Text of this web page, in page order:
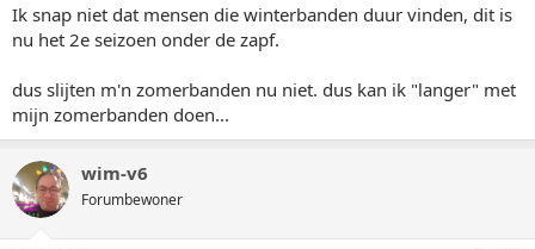
Ik snap niet dat mensen die winterbanden duur vinden, dit is
nu het 2e seizoen onder de zapf.
dus slijten m'n zomerbanden nu niet. dus kan ik "langer" met
mijn zomerbanden doen...
wim-v6
Forumbewoner